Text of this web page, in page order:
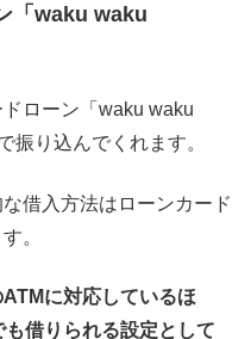
「waku waku
ローン「waku waku
振り込んでくれます。
借入方法はローンカード
。
に対応しているほ
借りられる設定として